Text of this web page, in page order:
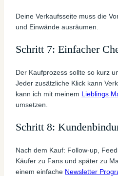
Deine Verkaufsseite muss die
und Einwände ausräumen.
Schritt 7: Einfacher
Der Kaufprozess sollte so kurz
Jeder zusätzliche Klick kann
kann ich mit meinem Lieblings
umsetzen.
Schritt 8:
Nach dem Kauf: Follow-up,
Käufer zu Fans und später zu
einem einfache Newsletter